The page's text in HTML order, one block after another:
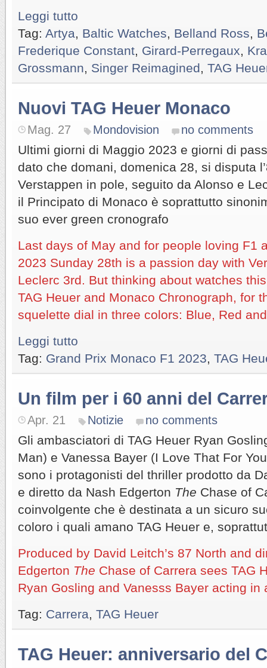
Leggi tutto
Tag: Artya Baltic Watches Belland Ross
Frederique Constant Girard-Perregaux
Grossmann
Singer Reimagined TAG
Nuovi TAG Heuer Monaco
Mag. 27 Mondovision no comments
Ultimi giorni di Maggio 2023 e giorni di
dato che domani, domenica 28, si disputa
Verstappen in pole, seguito da Alonso e
il Principato di Monaco è soprattutto
suo ever green cronografo
Last days of May and for people loving F1
2023 Sunday 28th is a passion day with
Leclerc 3rd. But thinking about watches
TAG Heuer and Monaco Chronograph, for
squelette dial in three colors: Blue, Red
Leggi tutto
Tag: Grand Prix Monaco F1 2023 TAG
Un film per i 60 anni del
Apr. 21 Notizie no comments
Gli ambasciatori di TAG Heuer Ryan
Man) e Vanessa Bayer (I Love That For
sono i protagonisti del thriller prodotto da
e diretto da Nash Edgerton The Chase of
coinvolgente che è destinata a un sicuro
coloro i quali amano TAG Heuer e,
Produced by David Leitch’s 87 North and
Edgerton The Chase of Carrera sees TAG
Ryan Gosling and Vanesss Bayer acting in
Tag: Carrera TAG Heuer
TAG Heuer: anniversario del